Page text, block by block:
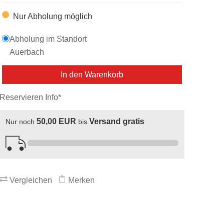
Nur Abholung möglich
Abholung im Standort
Auerbach
In den Warenkorb
Reservieren Info*
Nur noch 50,00 EUR bis Versand gratis
Vergleichen Merken